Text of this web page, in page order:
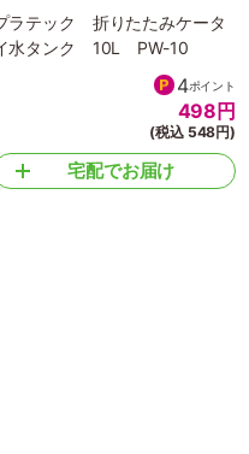
ラテック 折りたたみケータ
水タンク 10L PW-10
4ポイント
498 円
(税込 548円)
宅配でお届け